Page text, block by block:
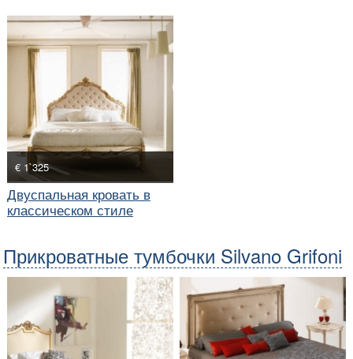
стиле
€ 1`325
Двуспальная кровать в
классическом стиле
Прикроватные тумбочки Silvano Grifoni